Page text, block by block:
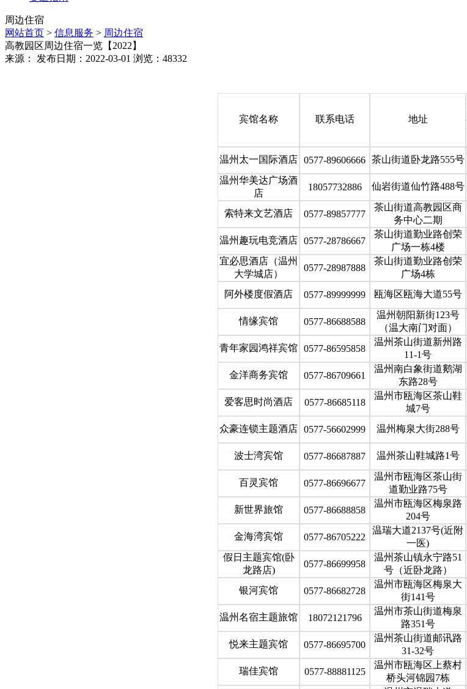
周边住宿
网站首页 > 信息服务 > 周边住宿
高教园区周边住宿一览【2022】
来源： 发布日期：2022-03-01 浏览： 48332
宾馆名称 联系电话 地址
温州太一国际酒店 0577-89606666 茶山街道卧龙路555号
温州华美达广场酒
店
18057732886 仙岩街道仙竹路488号
索特来文艺酒店 0577-89857777
茶山街道高教园区商
务中心二期
温州趣玩电竞酒店 0577-28786667
茶山街道勤业路创荣
广场一栋4楼
宜必思酒店（温州
大学城店）
0577-28987888
茶山街道勤业路创荣
广场4栋
阿外楼度假酒店 0577-89999999 瓯海区瓯海大道55号
情缘宾馆 0577-86688588
温州朝阳新街123号
（温大南门对面）
青年家园鸿祥宾馆 0577-86595858
温州茶山街道新州路
11-1号
金洋商务宾馆 0577-86709661
温州南白象街道鹅湖
东路28号
爱客思时尚酒店 0577-86685118
温州市瓯海区茶山鞋
城7号
众豪连锁主题酒店 0577-56602999 温州梅泉大街288号
波士湾宾馆 0577-86687887 温州茶山鞋城路1号
百灵宾馆 0577-86696677
温州市瓯海区茶山街
道勤业路75号
新世界旅馆
0577-86688858
温州市瓯海区梅泉路
204号
金海湾宾馆
0577-86705222
温瑞大道2137号(近附
一医)
假日主题宾馆(卧
龙路店)
0577-86699958
温州茶山镇永宁路51
号（近卧龙路）
银河宾馆
0577-86682728
温州市瓯海区梅泉大
街141号
温州名宿主题旅馆
18072121796
温州市茶山街道梅泉
路351号
悦来主题宾馆
0577-86695700
温州茶山街道邮讯路
31-32号
瑞佳宾馆
0577-88881125
温州市瓯海区上蔡村
桥头河锦园7栋